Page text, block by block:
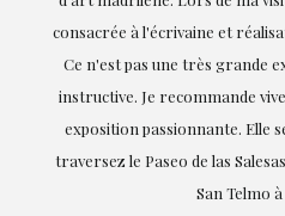
consacrée à l'écrivaine et
Ce n'est pas une très grande
instructive. Je recommande
exposition passionnante. Elle
traversez le Paseo de las
San Telmo